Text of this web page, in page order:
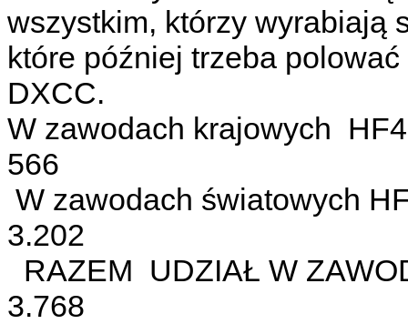
wszystkim, którzy wyrabiają
które później trzeba
DXCC.
W zawodach krajowych
566
W zawodach światowych
3.202
RAZEM UDZIAŁ W
3.768